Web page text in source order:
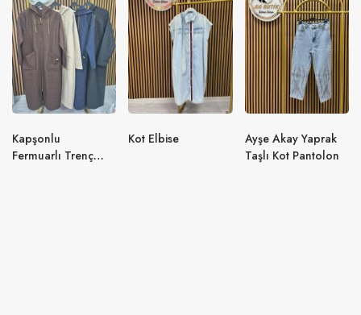
Kapşonlu
Fermuarlı Trenç
Kot Elbise
Ayşe Akay Yaprak
Taşlı Kot Pantolon